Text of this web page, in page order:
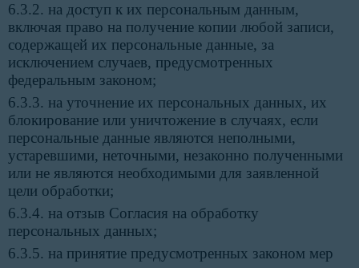
6.3.2. на доступ к их персональным данным,
включая право на получение копии любой записи,
содержащей их персональные данные, за
исключением случаев, предусмотренных
федеральным законом;
6.3.3. на уточнение их персональных данных, их
блокирование или уничтожение в случаях, если
персональные данные являются неполными,
устаревшими, неточными, незаконно полученными
или не являются необходимыми для заявленной
цели обработки;
6.3.4. на отзыв Согласия на обработку
персональных данных;
6.3.5. на принятие предусмотренных законом мер